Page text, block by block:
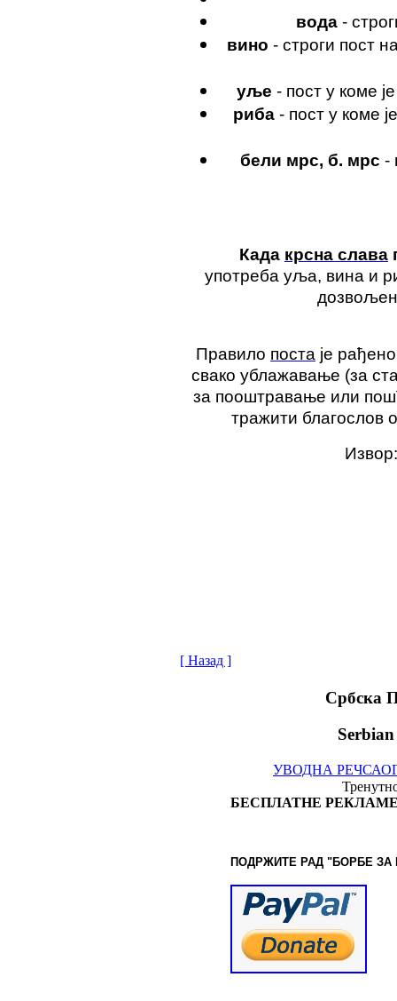
вода -
вино - строги пост
уље - пост у коме
риба - пост у коме
бели мрс, б. мрс -
Када крсна слава
употреба уља, вина и
Правило поста је
свако ублажавање (за
за пооштравање или
тражити благослов
[ Назад ]
Србска
УВОДНА РЕЧ
БЕСПЛАТНЕ
ПОДРЖИТЕ РАД "БОРБЕ ЗА